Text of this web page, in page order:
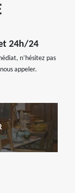
24h/24
n’hésitez pas
appeler.